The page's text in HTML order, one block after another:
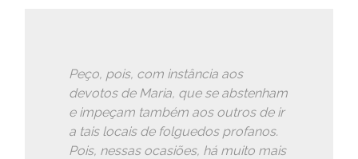
Peço, pois, com instância aos
devotos de Maria, que se abstenham
e impeçam também aos outros de ir
a tais locais de folguedos profanos.
Pois, nessas ocasiões, há muito mais